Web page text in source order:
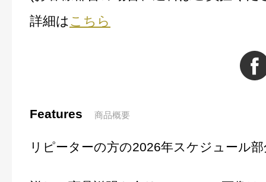
詳細は こちら
Features 商品概要
リピーターの方の2026年スケジュール